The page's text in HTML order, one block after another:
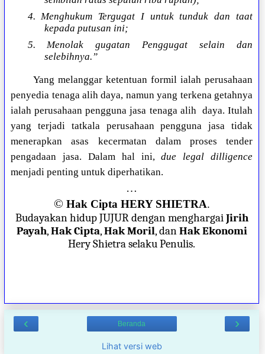
4. Menghukum Tergugat I untuk tunduk dan taat
kepada putusan ini;
5. Menolak gugatan Penggugat selain dan
selebihnya.”
Yang melanggar ketentuan formil ialah perusahaan
penyedia tenaga alih daya, namun yang terkena getahnya
ialah perusahaan pengguna jasa tenaga alih daya. Itulah
yang terjadi tatkala perusahaan pengguna jasa tidak
menerapkan asas kecermatan dalam proses tender
pengadaan jasa. Dalam hal ini,due legal dilligence
menjadi penting untuk diperhatikan.
…
© Hak Cipta HERY SHIETRA.
Budayakan hidup JUJUR dengan menghargaiJirih
Payah,Hak Cipta,Hak Moril, danHak Ekonomi
Hery Shietra selaku Penulis.
‹ ›
Beranda
Lihat versi web